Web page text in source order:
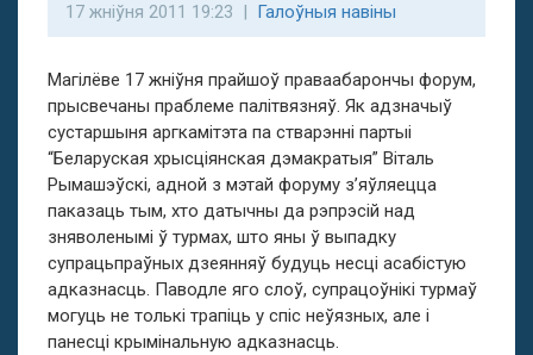
17 жніўня 2011 19:23 | Галоўныя навіны
Магілёве 17 жніўня прайшоў праваабарончы форум,
прысвечаны праблеме палітвязняў. Як адзначыў
сустаршыня аргкамітэта па стварэнні партыі
“Беларуская хрысціянская дэмакратыя” Віталь
Рымашэўскі, адной з мэтай форуму з’яўляецца
паказаць тым, хто датычны да рэпрэсій над
зняволенымі ў турмах, што яны ў выпадку
супрацьпраўных дзеянняў будуць несці асабістую
адказнасць. Паводле яго слоў, супрацоўнікі турмаў
могуць не толькі трапіць у спіс неўязных, але і
панесці крымінальную адказнасць.